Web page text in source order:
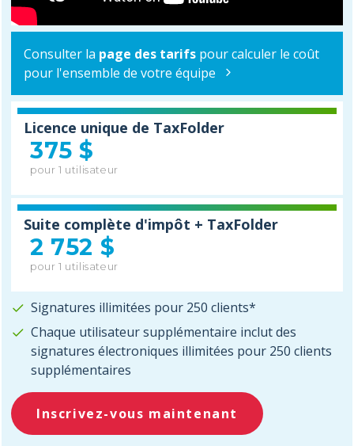
Consulter la page des tarifs pour calculer le coût
pour l'ensemble de votre équipe
Licence unique de TaxFolder
375 $
pour 1 utilisateur
Suite complète d'impôt + TaxFolder
2 752 $
pour 1 utilisateur
Signatures illimitées pour 250 clients*
Chaque utilisateur supplémentaire inclut des
signatures électroniques illimitées pour 250 clients
supplémentaires
Inscrivez-vous maintenant